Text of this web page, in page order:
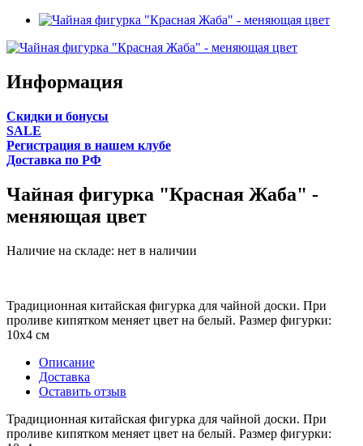
Информация
Cкидки и бонусы
SALE
Регистрация в нашем клубе
Доставка по РФ
Чайная фигурка "Красная Жаба" -
меняющая цвет
Наличие на складе: нет в наличии
Традиционная китайская фигурка для чайной доски. При
проливе кипятком меняет цвет на белый. Размер фигурки:
10x4 см
Описание
Доставка
Оставить отзыв
Традиционная китайская фигурка для чайной доски. При
проливе кипятком меняет цвет на белый. Размер фигурки: